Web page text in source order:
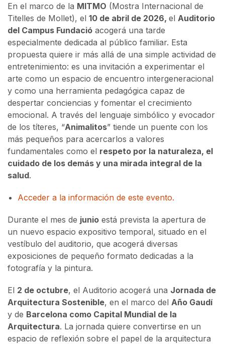
En el marco de la MITMO (Mostra Internacional de
Titelles de Mollet), el 10 de abril de 2026, el Auditorio
del Campus Fundació acogerá una tarde
especialmente dedicada al público familiar. Esta
propuesta quiere ir más allá de una simple actividad de
entretenimiento: es una invitación a experimentar el
arte como un espacio de encuentro intergeneracional
y como una herramienta pedagógica capaz de
despertar conciencias y fomentar el crecimiento
emocional. A través del lenguaje simbólico y evocador
de los títeres, “Animalitos” tiende un puente con los
más pequeños para acercarlos a valores
fundamentales como el respeto por la naturaleza, el
cuidado de los demás y una mirada integral de la
salud.
Acceder a la información de este evento.
Durante el mes de junio está prevista la apertura de
un nuevo espacio expositivo temporal, situado en el
vestíbulo del auditorio, que acogerá diversas
exposiciones de pequeño formato dedicadas a la
fotografía y la pintura.
El 2 de octubre, el Auditorio acogerá una Jornada de
Arquitectura Sostenible, en el marco del Año Gaudí
y de Barcelona como Capital Mundial de la
Arquitectura. La jornada quiere convertirse en un
espacio de reflexión sobre el papel de la arquitectura